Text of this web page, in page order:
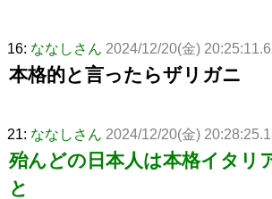
16: ななしさん 2024/12/20(金)
本格的と言ったらザリガニ
21: ななしさん 2024/12/20(金)
殆んどの日本人は本格イタリ
と